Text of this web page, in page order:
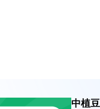
中植